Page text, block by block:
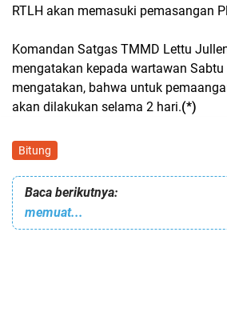
RTLH akan memasuki pemasangan
Komandan Satgas TMMD Lettu
mengatakan kepada wartawan
mengatakan, bahwa untuk
akan dilakukan selama 2 hari.(*)
Bitung
Baca berikutnya:
memuat...